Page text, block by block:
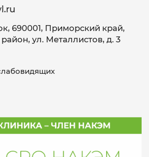
, 690001, Приморский край,
ул. Металлистов, д. 3